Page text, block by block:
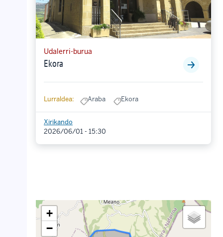
Udalerri-burua
Ekora
Lurraldea: Araba Ekora
Xirikando
2026/06/01 - 15:30
+
−